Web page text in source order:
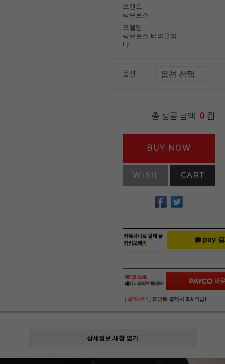
브랜드
락브로스
모델명
락브로스 바라클라
바
옵션
총 상품 금액 0원
BUY NOW
WISH CART
[ 결제혜택 ] 포인트 결제시 1% 적립!
상세정보 새창 열기